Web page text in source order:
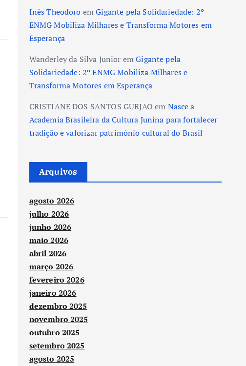
Inês Theodoro emGigante pela Solidariedade: 2º
ENMG Mobiliza Milhares e Transforma Motores em
Esperança
Wanderley da Silva Junior emGigante pela
Solidariedade: 2º ENMG Mobiliza Milhares e
Transforma Motores em Esperança
CRISTIANE DOS SANTOS GURJAO em Nasce a
Academia Brasileira da Cultura Junina para fortalecer
tradição e valorizar patrimônio cultural do Brasil
Arquivos
agosto 2026
julho 2026
junho 2026
maio 2026
abril 2026
março 2026
fevereiro 2026
janeiro 2026
dezembro 2025
novembro 2025
outubro 2025
setembro 2025
agosto 2025